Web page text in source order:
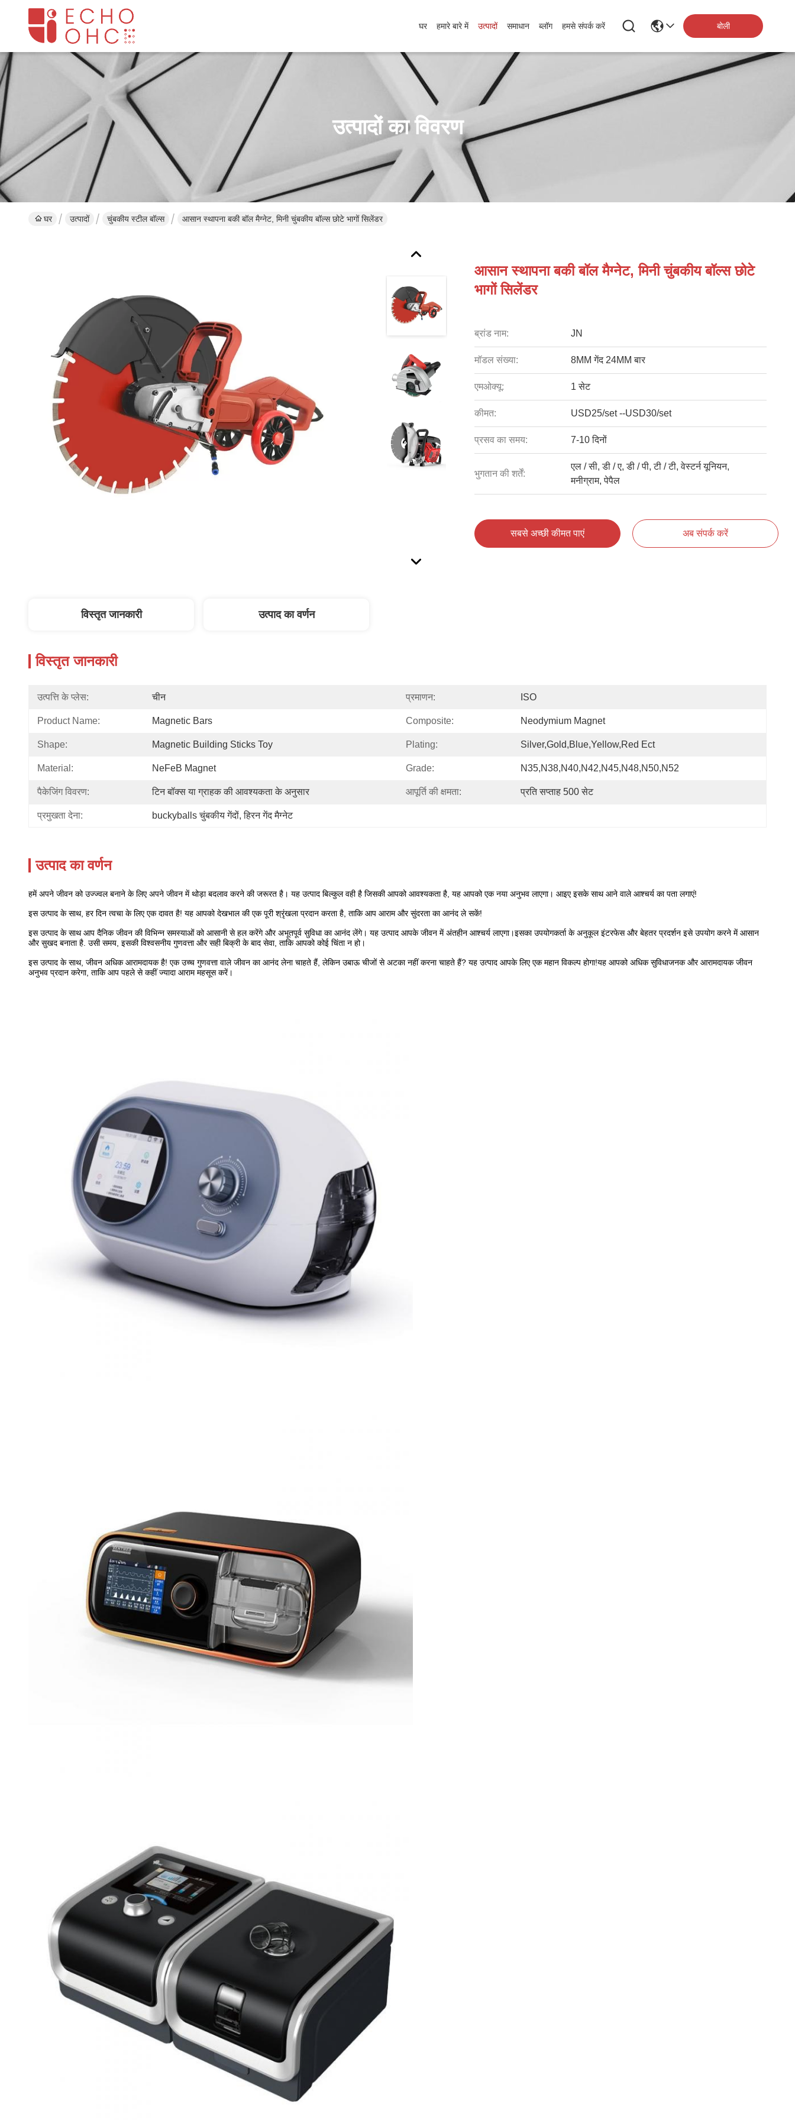
घर हमारे बारे में उत्पादों समाधान ब्लॉग हमसे संपर्क करें बोली
उत्पादों का विवरण
घर उत्पादों चुंबकीय स्टील बॉल्स आसान स्थापना बकी बॉल मैग्नेट, मिनी चुंबकीय बॉल्स छोटे भागों सिलेंडर
आसान स्थापना बकी बॉल मैग्नेट, मिनी चुंबकीय बॉल्स छोटे
भागों सिलेंडर
ब्रांड नाम: JN
मॉडल संख्या: 8MM गेंद 24MM बार
एमओक्यू: 1 सेट
कीमत: USD25/set --USD30/set
प्रसव का समय: 7-10 दिनों
भुगतान की शर्तें:
एल / सी, डी / ए, डी / पी, टी / टी, वेस्टर्न यूनियन,
मनीग्राम, पेपैल
सबसे अच्छी कीमत पाएं अब संपर्क करें
विस्तृत जानकारी उत्पाद का वर्णन
विस्तृत जानकारी
उत्पत्ति के प्लेस: चीन प्रमाणन: ISO
Product Name: Magnetic Bars Composite: Neodymium Magnet
Shape: Magnetic Building Sticks Toy Plating: Silver,gold,blue,yellow,red Ect
Material: NeFeB Magnet Grade: N35,N38,N40,N42,N45,N48,N50,N52
पैकेजिंग विवरण: टिन बॉक्स या ग्राहक की आवश्यकता के अनुसार आपूर्ति की क्षमता: प्रति सप्ताह 500 सेट
प्रमुखता देना: buckyballs चुंबकीय गेंदों, हिरन गेंद मैग्नेट
उत्पाद का वर्णन
हमें अपने जीवन को उज्ज्वल बनाने के लिए अपने जीवन में थोड़ा बदलाव करने की जरूरत है। यह उत्पाद बिल्कुल वही है जिसकी आपको आवश्यकता है, यह आपको एक नया अनुभव लाएगा। आइए इसके साथ आने वाले आश्चर्य का पता लगाएं!
इस उत्पाद के साथ, हर दिन त्वचा के लिए एक दावत है! यह आपको देखभाल की एक पूरी श्रृंखला प्रदान करता है, ताकि आप आराम और सुंदरता का आनंद ले सकें!
इस उत्पाद के साथ आप दैनिक जीवन की विभिन्न समस्याओं को आसानी से हल करेंगे और अभूतपूर्व सुविधा का आनंद लेंगे। यह उत्पाद आपके जीवन में अंतहीन आश्चर्य लाएगा।इसका उपयोगकर्ता के अनुकूल इंटरफेस और बेहतर प्रदर्शन इसे उपयोग करने में आसान
और सुखद बनाता है. उसी समय, इसकी विश्वसनीय गुणवत्ता और सही बिक्री के बाद सेवा, ताकि आपको कोई चिंता न हो।
इस उत्पाद के साथ, जीवन अधिक आरामदायक है! एक उच्च गुणवत्ता वाले जीवन का आनंद लेना चाहते हैं, लेकिन उबाऊ चीजों से अटका नहीं करना चाहते हैं? यह उत्पाद आपके लिए एक महान विकल्प होगा!यह आपको अधिक सुविधाजनक और आरामदायक जीवन
अनुभव प्रदान करेगा, ताकि आप पहले से कहीं ज्यादा आराम महसूस करें।